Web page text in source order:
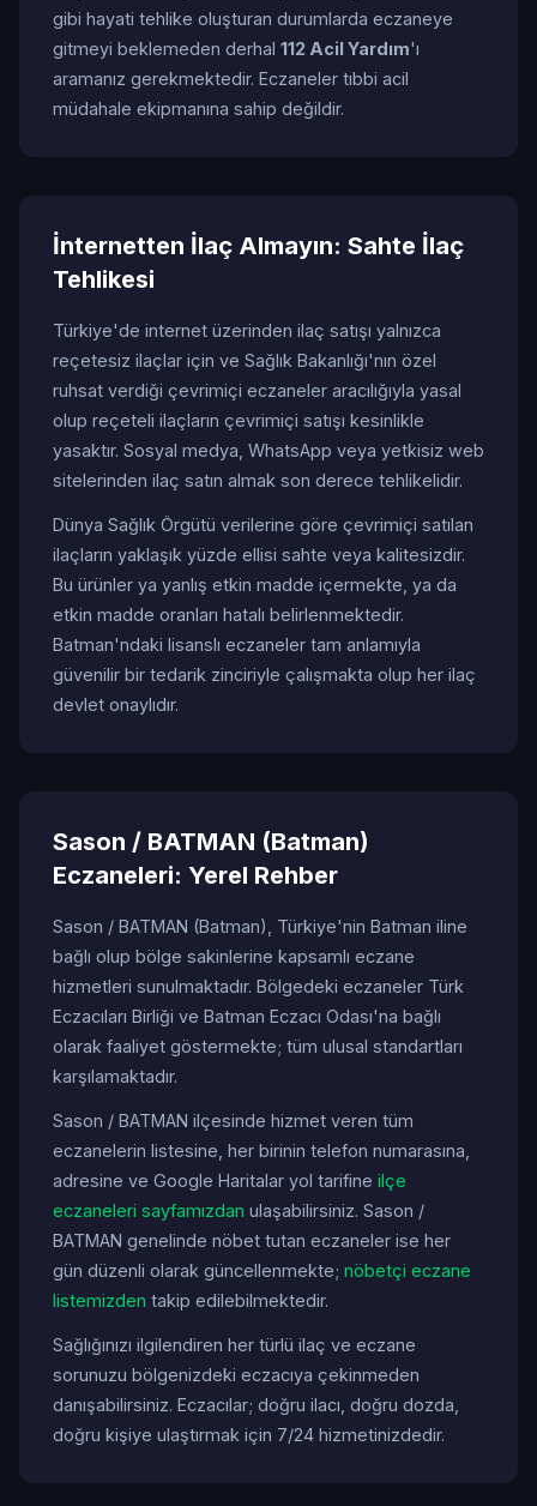
gibi hayati tehlike oluşturan durumlarda eczaneye
gitmeyi beklemeden derhal 112 Acil Yardım'ı
aramanız gerekmektedir. Eczaneler tıbbi acil
müdahale ekipmanına sahip değildir.
İnternetten İlaç Almayın: Sahte İlaç
Tehlikesi
Türkiye'de internet üzerinden ilaç satışı yalnızca
reçetesiz ilaçlar için ve Sağlık Bakanlığı'nın özel
ruhsat verdiği çevrimiçi eczaneler aracılığıyla yasal
olup reçeteli ilaçların çevrimiçi satışı kesinlikle
yasaktır. Sosyal medya, WhatsApp veya yetkisiz web
sitelerinden ilaç satın almak son derece tehlikelidir.
Dünya Sağlık Örgütü verilerine göre çevrimiçi satılan
ilaçların yaklaşık yüzde ellisi sahte veya kalitesizdir.
Bu ürünler ya yanlış etkin madde içermekte, ya da
etkin madde oranları hatalı belirlenmektedir.
Batman'ndaki lisanslı eczaneler tam anlamıyla
güvenilir bir tedarik zinciriyle çalışmakta olup her ilaç
devlet onaylıdır.
Sason / BATMAN (Batman)
Eczaneleri: Yerel Rehber
Sason / BATMAN (Batman), Türkiye'nin Batman iline
bağlı olup bölge sakinlerine kapsamlı eczane
hizmetleri sunulmaktadır. Bölgedeki eczaneler Türk
Eczacıları Birliği ve Batman Eczacı Odası'na bağlı
olarak faaliyet göstermekte; tüm ulusal standartları
karşılamaktadır.
Sason / BATMAN ilçesinde hizmet veren tüm
eczanelerin listesine, her birinin telefon numarasına,
adresine ve Google Haritalar yol tarifine ilçe
eczaneleri sayfamızdan ulaşabilirsiniz. Sason /
BATMAN genelinde nöbet tutan eczaneler ise her
gün düzenli olarak güncellenmekte; nöbetçi eczane
listemizden takip edilebilmektedir.
Sağlığınızı ilgilendiren her türlü ilaç ve eczane
sorunuzu bölgenizdeki eczacıya çekinmeden
danışabilirsiniz. Eczacılar; doğru ilacı, doğru dozda,
doğru kişiye ulaştırmak için 7/24 hizmetinizdedir.